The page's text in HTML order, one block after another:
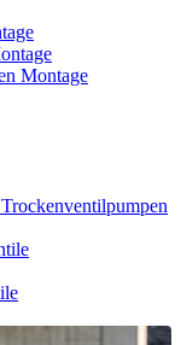
Montage